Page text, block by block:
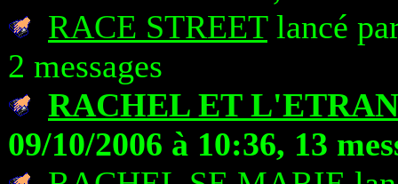
RACE STREETlancé
2 messages
RACHEL ET
09/10/2006 à 10:36, 13